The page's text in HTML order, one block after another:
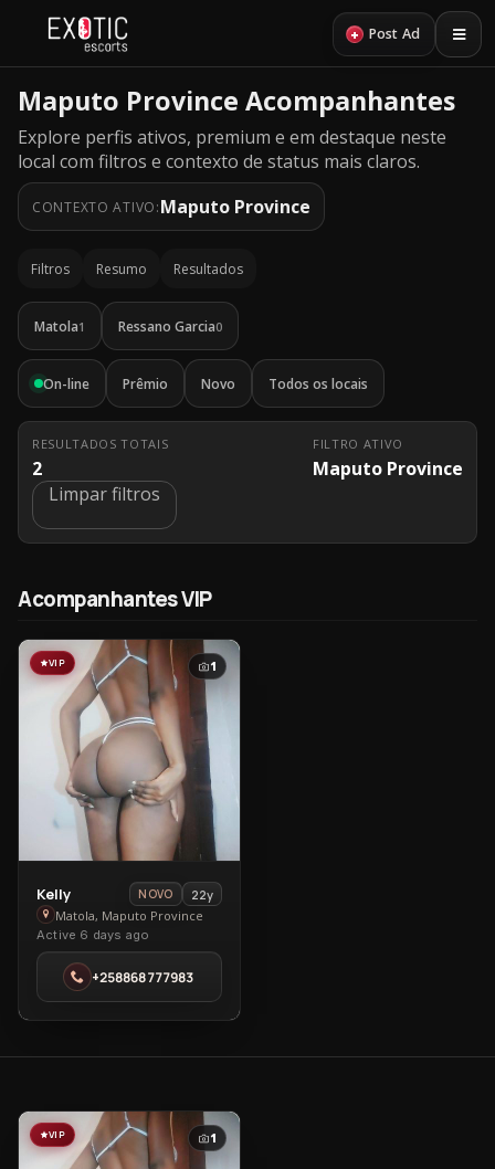
+ Post Ad
Maputo Province Acompanhantes
Explore perfis ativos, premium e em destaque neste
local com filtros e contexto de status mais claros.
CONTEXTO ATIVO:Maputo Province
Filtros Resumo Resultados
Matola1 Ressano Garcia0
On-line Prêmio Novo Todos os locais
RESULTADOS TOTAIS
2
FILTRO ATIVO
Maputo Province
Limpar filtros
Acompanhantes VIP
VIP 1
View
Kelly
in
Matola
Kelly NOVO
22y
Matola, Maputo Province
Active 6 days ago
+258868777983
VIP 1